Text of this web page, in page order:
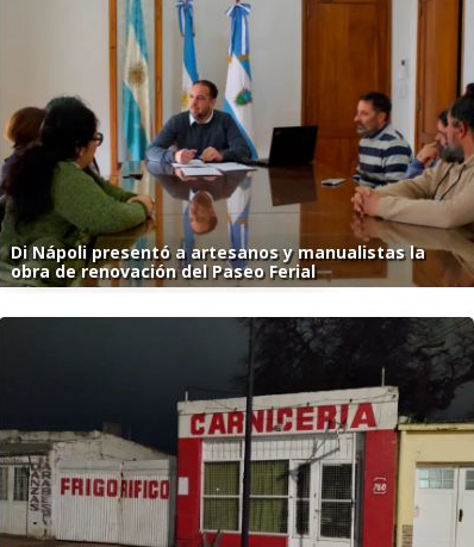
Di Nápoli presentó a artesanos y manualistas la
obra de renovación del Paseo Ferial